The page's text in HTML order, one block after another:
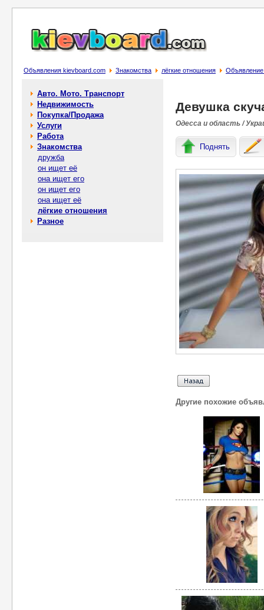
Объявления kievboard.com Знакомства лёгкие отношения Объявление
Авто. Мото. Транспорт
Недвижимость
Покупка/Продажа
Услуги
Работа
Знакомства
дружба
он ищет её
она ищет его
он ищет его
она ищет её
лёгкие отношения
Разное
Девушка
Одесса и область /
Поднять
Другие похожие